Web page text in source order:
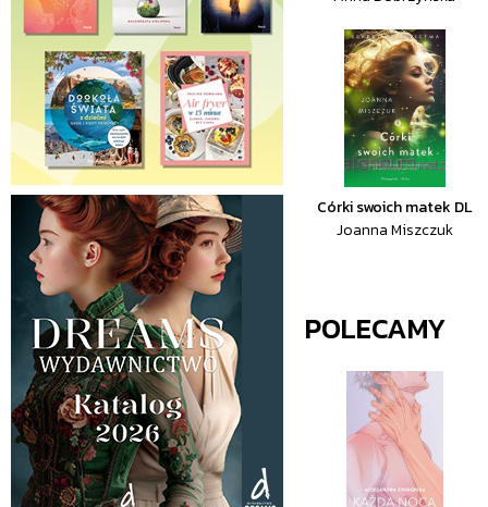
Córki swoich matek DL
Joanna Miszczuk
POLECAMY